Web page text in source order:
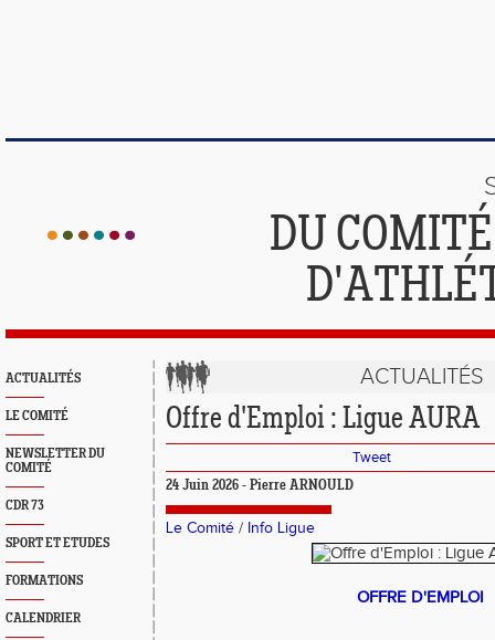
DU
ACTUALITÉS
LE COMITÉ
NEWSLETTER DU
COMITÉ
CDR 73
SPORT ET ETUDES
FORMATIONS
CALENDRIER
ACTUALITÉS
Offre d'Emploi : Ligue AURA
Tweet
24 Juin 2026 - Pierre ARNOULD
Le Comité / Info Ligue
OFFRE D'EMPLOI